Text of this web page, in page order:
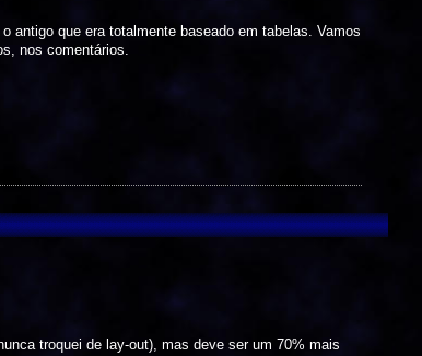
que era totalmente baseado em tabelas. Vamos
nos comentários.
troquei de lay-out), mas deve ser um 70% mais